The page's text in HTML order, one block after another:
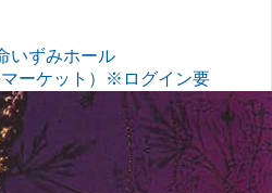
いずみホール
ーケット）※ログイン要